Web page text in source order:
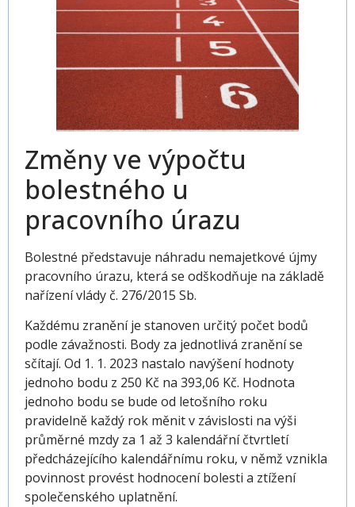
Změny ve výpočtu
bolestného u
pracovního úrazu
Bolestné představuje náhradu nemajetkové újmy
pracovního úrazu, která se odškodňuje na základě
nařízení vlády č. 276/2015 Sb.
Každému zranění je stanoven určitý počet bodů
podle závažnosti. Body za jednotlivá zranění se
sčítají. Od 1. 1. 2023 nastalo navýšení hodnoty
jednoho bodu z 250 Kč na 393,06 Kč. Hodnota
jednoho bodu se bude od letošního roku
pravidelně každý rok měnit v závislosti na výši
průměrné mzdy za 1 až 3 kalendářní čtvrtletí
předcházejícího kalendářnímu roku, v němž vznikla
povinnost provést hodnocení bolesti a ztížení
společenského uplatnění.